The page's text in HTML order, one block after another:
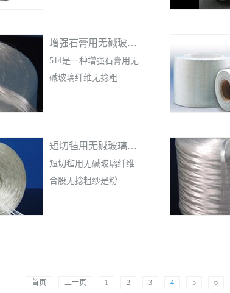
点，能有效增强 PA材料
的各项性能。
含量极低；TiO2粒子粒
径分布窄；包膜膜层连
续、均匀、致密。具有
料、油漆、塑料、橡
胶、造纸、油墨、装饰
材料等行业。产品标
增强石膏用无碱玻璃纤维无捻粗纱
514是一种增强石膏用无
碱玻璃纤维无捻粗...
度后和石膏、淀粉、促
凝剂等混合，制成轻质
建筑板材。产品短切性
短切毡用无碱玻璃纤维合股无捻粗纱
短切毡用无碱玻璃纤维
合股无捻粗纱是粉...
不饱和聚酯树脂、乙烯
首页 上一页 1 2 3 4 5 6